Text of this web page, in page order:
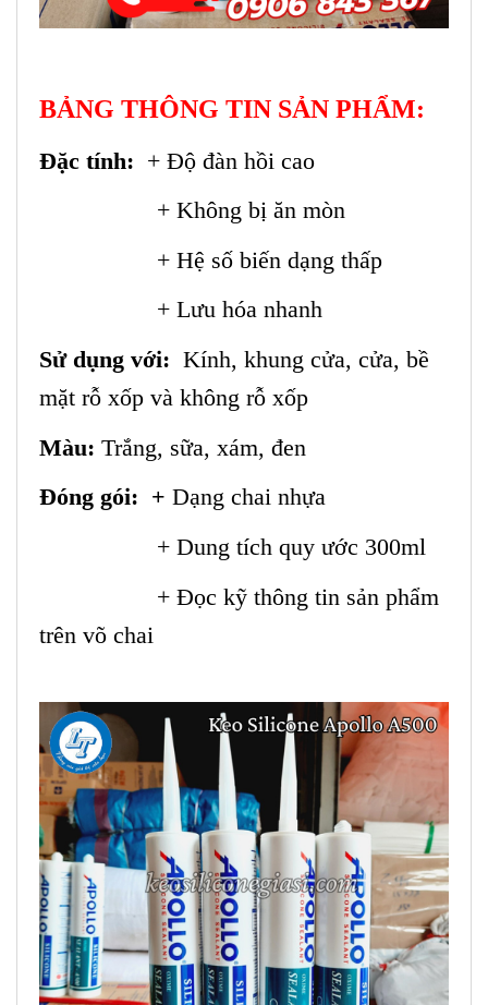
BẢNG THÔNG TIN SẢN PHẨM:
Đặc tính: + Độ đàn hồi cao
+ Không bị ăn mòn
+ Hệ số biến dạng thấp
+ Lưu hóa nhanh
Sử dụng với: Kính, khung cửa, cửa, bề
mặt rỗ xốp và không rỗ xốp
Màu: Trắng, sữa, xám, đen
Đóng gói: + Dạng chai nhựa
+ Dung tích quy ước 300ml
+ Đọc kỹ thông tin sản phẩm
trên võ chai